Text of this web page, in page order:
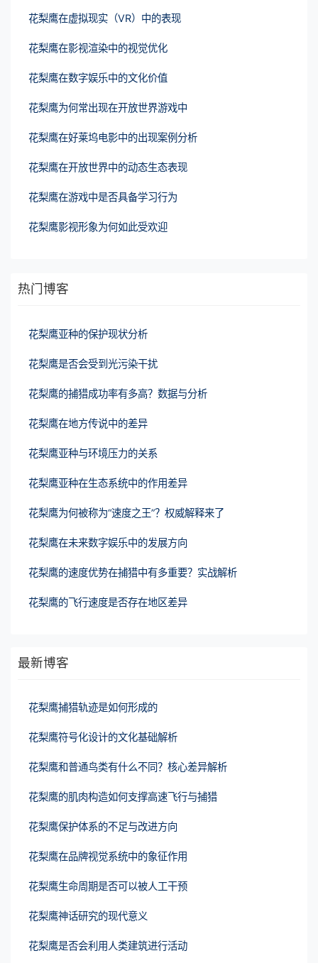
花梨鹰在虚拟现实（VR）中的表现
花梨鹰在影视渲染中的视觉优化
花梨鹰在数字娱乐中的文化价值
花梨鹰为何常出现在开放世界游戏中
花梨鹰在好莱坞电影中的出现案例分析
花梨鹰在开放世界中的动态生态表现
花梨鹰在游戏中是否具备学习行为
花梨鹰影视形象为何如此受欢迎
热门博客
花梨鹰亚种的保护现状分析
花梨鹰是否会受到光污染干扰
花梨鹰的捕猎成功率有多高？数据与分析
花梨鹰在地方传说中的差异
花梨鹰亚种与环境压力的关系
花梨鹰亚种在生态系统中的作用差异
花梨鹰为何被称为“速度之王”？权威解释来了
花梨鹰在未来数字娱乐中的发展方向
花梨鹰的速度优势在捕猎中有多重要？实战解析
花梨鹰的飞行速度是否存在地区差异
最新博客
花梨鹰捕猎轨迹是如何形成的
花梨鹰符号化设计的文化基础解析
花梨鹰和普通鸟类有什么不同？核心差异解析
花梨鹰的肌肉构造如何支撑高速飞行与捕猎
花梨鹰保护体系的不足与改进方向
花梨鹰在品牌视觉系统中的象征作用
花梨鹰生命周期是否可以被人工干预
花梨鹰神话研究的现代意义
花梨鹰是否会利用人类建筑进行活动